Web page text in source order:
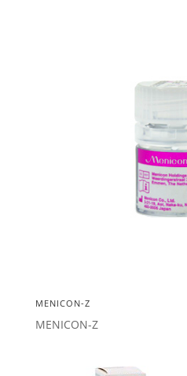
MENICON-Z
MENICON-Z